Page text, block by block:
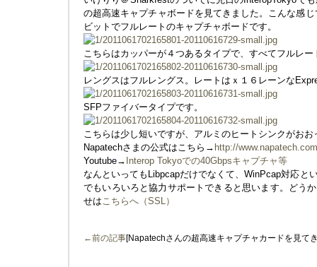
の超高速キャプチャボードを見てきました。こんな感
ビットでフルレートのキャプチャボードです。
こちらはカッパーが４つあるタイプで、すべてフルレー
レングスはフルレングス。レートはｘ１６レーンな
SFPファイバータイプです。
こちらは少し短いですが、アルミのヒートシンクがおお
Napatechさまの公式はこちら→ http://
Youtube→ Interop Tokyoでの40Gbpsキャプチャ等
なんといってもLibpcapだけでなくて、WinPcap対応と
でもいろいろと協力サポートできると思います。どう
せはこちらへ（SSL）
←前の記事[Napatechさんの超高速キャプチャカードを見て